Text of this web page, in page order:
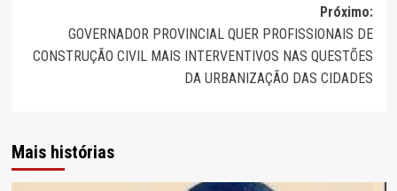
Próximo:
GOVERNADOR PROVINCIAL QUER PROFISSIONAIS DE
CONSTRUÇÃO CIVIL MAIS INTERVENTIVOS NAS QUESTÕES
DA URBANIZAÇÃO DAS CIDADES
Mais histórias